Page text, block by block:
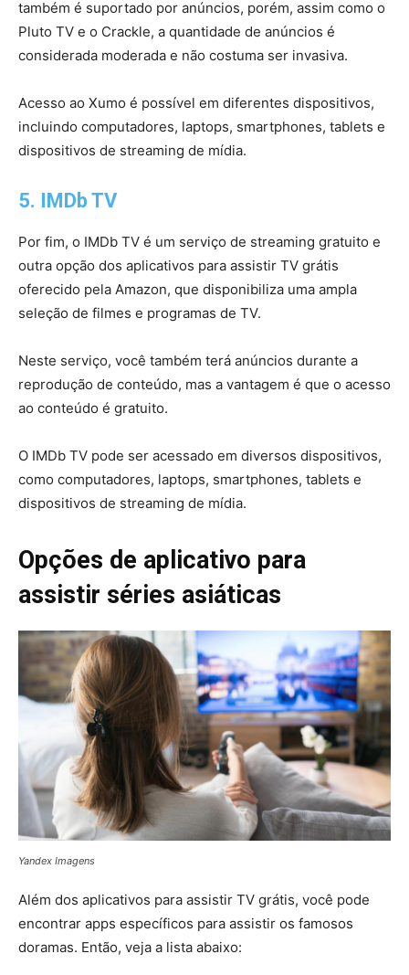
também é suportado por anúncios, porém, assim como o
Pluto TV e o Crackle, a quantidade de anúncios é
considerada moderada e não costuma ser invasiva.
Acesso ao Xumo é possível em diferentes dispositivos,
incluindo computadores, laptops, smartphones, tablets e
dispositivos de streaming de mídia.
5. IMDb TV
Por fim, o IMDb TV é um serviço de streaming gratuito e
outra opção dos aplicativos para assistir TV grátis
oferecido pela Amazon, que disponibiliza uma ampla
seleção de filmes e programas de TV.
Neste serviço, você também terá anúncios durante a
reprodução de conteúdo, mas a vantagem é que o acesso
ao conteúdo é gratuito.
O IMDb TV pode ser acessado em diversos dispositivos,
como computadores, laptops, smartphones, tablets e
dispositivos de streaming de mídia.
Opções de aplicativo para
assistir séries asiáticas
Yandex Imagens
Além dos aplicativos para assistir TV grátis, você pode
encontrar apps específicos para assistir os famosos
doramas. Então, veja a lista abaixo: